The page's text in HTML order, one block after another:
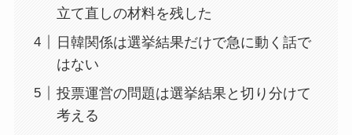
立て直しの材料を残した
日韓関係は選挙結果だけで急に動く話で
はない
投票運営の問題は選挙結果と切り分けて
考える